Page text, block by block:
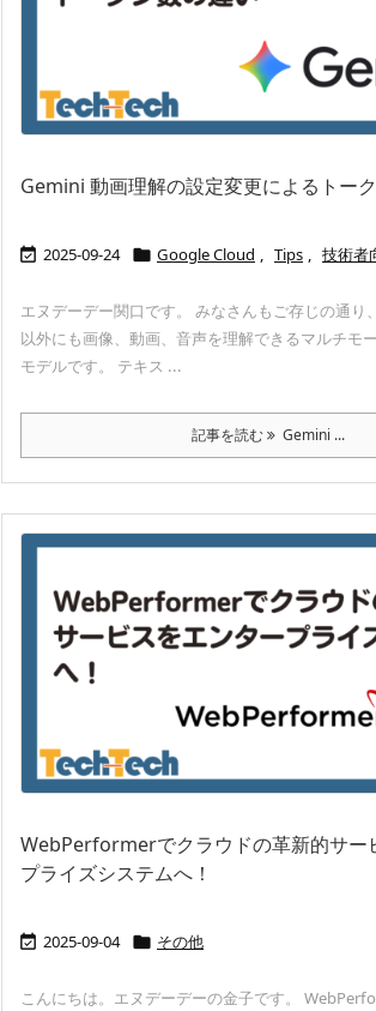
Gemini 動画理解の設定変更によるトー
 2025-09-24  Google Cloud , Tips , 技術者
エヌデーデー関口です。 みなさんもご存じの通り
以外にも画像、動画、音声を理解できるマルチモ
モデルです。 テキス ...
記事を読む Gemini ...
WebPerformerでクラウドの革新的サー
プライズシステムへ！
 2025-09-04  その他
こんにちは。エヌデーデーの金子です。